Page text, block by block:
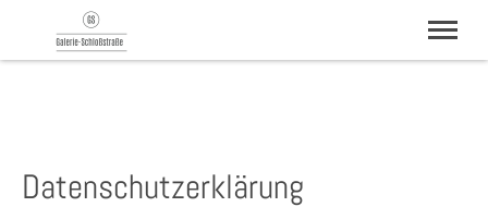
Archiv
Datenschutzerklärung